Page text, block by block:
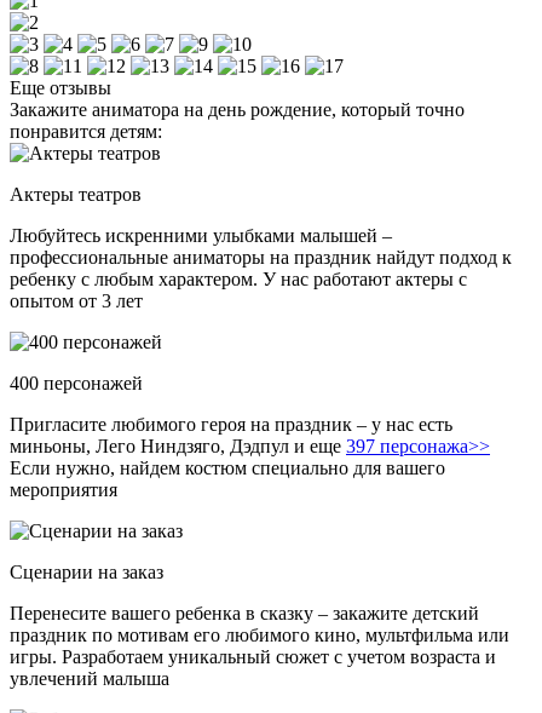
Еще отзывы
Закажите аниматора на день рождение, который точно
понравится детям:
Актеры театров
Любуйтесь искренними улыбками малышей –
профессиональные аниматоры на праздник найдут подход к
ребенку с любым характером. У нас работают актеры с
опытом от 3 лет
400 персонажей
Пригласите любимого героя на праздник – у нас есть
миньоны, Лего Ниндзяго, Дэдпул и еще 397 персонажа>>
Если нужно, найдем костюм специально для вашего
мероприятия
Сценарии на заказ
Перенесите вашего ребенка в сказку – закажите детский
праздник по мотивам его любимого кино, мультфильма или
игры. Разработаем уникальный сюжет с учетом возраста и
увлечений малыша